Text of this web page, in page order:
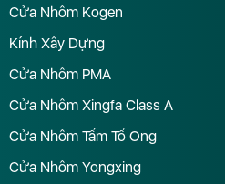
Cửa Nhôm Kogen
Kính Xây Dựng
Cửa Nhôm PMA
Cửa Nhôm Xingfa Class A
Cửa Nhôm Tấm Tổ Ong
Cửa Nhôm Yongxing